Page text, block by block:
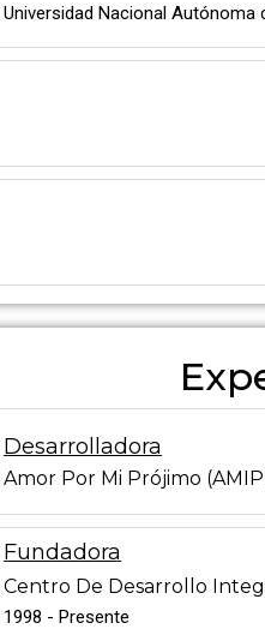
Universidad Nacional Autónoma
Desarrolladora
Amor Por Mi Prójimo
Fundadora
Centro De Desarrollo
1998 - Presente